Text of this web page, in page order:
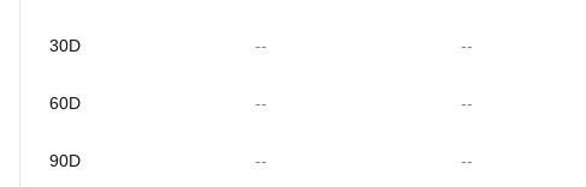
30D -- --
60D -- --
90D -- --